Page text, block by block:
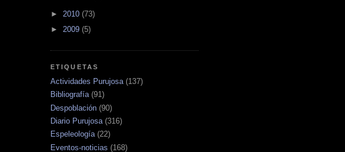
► 2010 (73)
► 2009 (5)
ETIQUETAS
Actividades Purujosa (137)
Bibliografía (91)
Despoblación (90)
Diario Purujosa (316)
Espeleología (22)
Eventos-noticias (168)